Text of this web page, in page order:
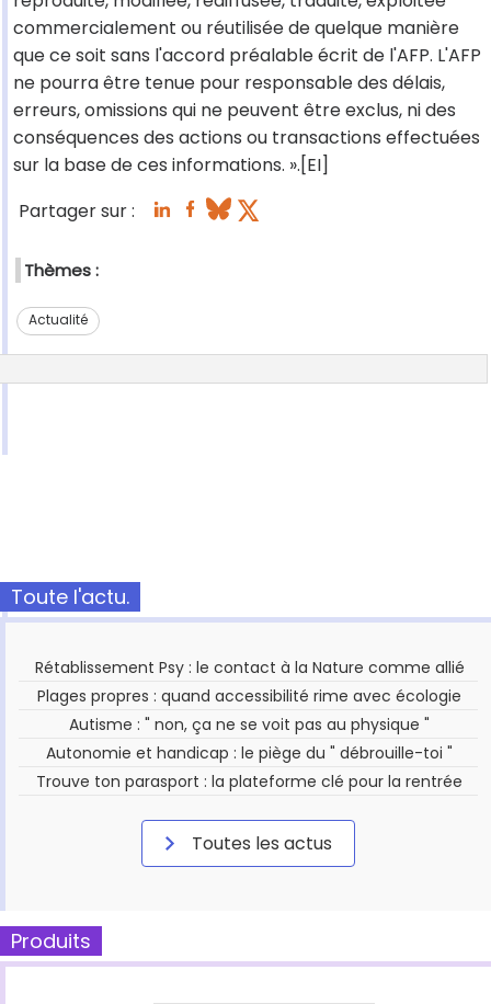
commercialement ou réutilisée de quelque manière
que ce soit sans l'accord préalable écrit de l'AFP. L'AFP
ne pourra être tenue pour responsable des délais,
erreurs, omissions qui ne peuvent être exclus, ni des
conséquences des actions ou transactions effectuées
sur la base de ces informations. ».[EI]
Partager sur :
Thèmes :
Actualité
Toute l'actu.
Rétablissement Psy : le contact à la Nature comme allié
Plages propres : quand accessibilité rime avec écologie
Autisme : " non, ça ne se voit pas au physique "
Autonomie et handicap : le piège du " débrouille-toi "
Trouve ton parasport : la plateforme clé pour la rentrée
Toutes les actus
Produits